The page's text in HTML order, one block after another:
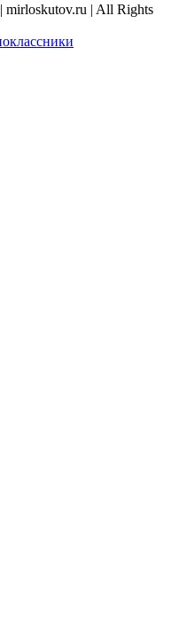
| All Rights